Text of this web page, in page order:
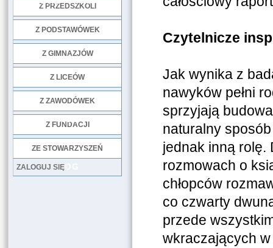
Z PRZEDSZKOLI
Z PODSTAWÓWEK
Z GIMNAZJÓW
Z LICEÓW
Z ZAWODÓWEK
Z FUNDACJI
ZE STOWARZYSZEŃ
LOG
ZALOGUJ SIĘ
Czytelnicze
Jak wynika z
nawyków pełni
sprzyjają
naturalny
jednak inną rolę.
rozmowach o
chłopców
co czwarty
przede
wkraczających